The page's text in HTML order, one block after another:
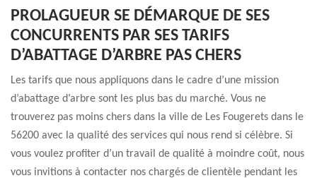
PROLAGUEUR SE DÉMARQUE DE SES
CONCURRENTS PAR SES TARIFS
D’ABATTAGE D’ARBRE PAS CHERS
Les tarifs que nous appliquons dans le cadre d’une mission
d’abattage d’arbre sont les plus bas du marché. Vous ne
trouverez pas moins chers dans la ville de Les Fougerets dans le
56200 avec la qualité des services qui nous rend si célèbre. Si
vous voulez profiter d’un travail de qualité à moindre coût, nous
vous invitions à contacter nos chargés de clientèle pendant les